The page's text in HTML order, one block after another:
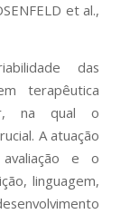
et al.,
das
terapêutica
na qual o
A atuação
e o
linguagem,